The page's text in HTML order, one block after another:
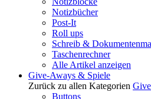
Notizbücher
Post-It
Roll ups
Schreib &
Taschenrechner
Alle Artikel anzeigen
Give-Aways & Spiele
Zurück zu allen Kategorien
Buttons